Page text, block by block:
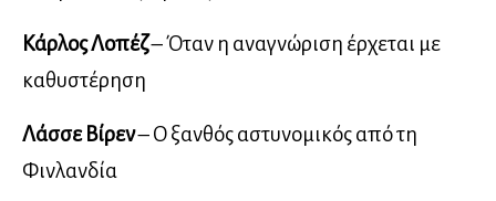
Κάρλος Λοπέζ– Όταν η αναγνώριση έρχεται με
καθυστέρηση
Λάσσε Βίρεν– Ο ξανθός αστυνομικός από τη
Φινλανδία